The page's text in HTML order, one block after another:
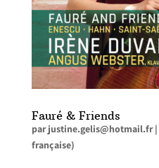
Fauré & Friends
parjustine.gelis@hotmail.fr|
française)